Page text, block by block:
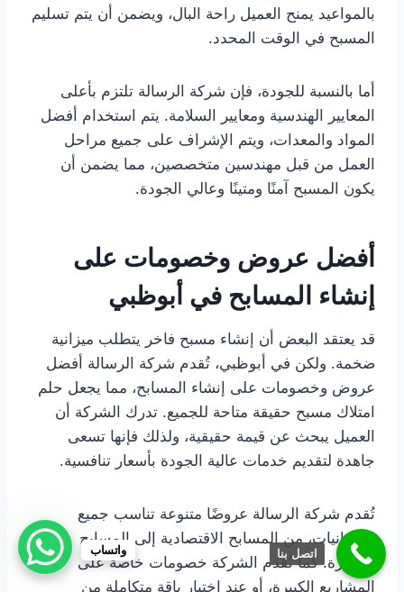
بالمواعيد يمنح العميل راحة البال، ويضمن أن يتم تسليم
المسبح في الوقت المحدد.
أما بالنسبة للجودة، فإن شركة الرسالة تلتزم بأعلى
المعايير الهندسية ومعايير السلامة. يتم استخدام أفضل
المواد والمعدات، ويتم الإشراف على جميع مراحل
العمل من قبل مهندسين متخصصين، مما يضمن أن
يكون المسبح آمنًا ومتينًا وعالي الجودة.
أفضل عروض وخصومات على
إنشاء المسابح في أبوظبي
قد يعتقد البعض أن إنشاء مسبح فاخر يتطلب ميزانية
ضخمة. ولكن في أبوظبي، تُقدم شركة الرسالة أفضل
عروض وخصومات على إنشاء المسابح، مما يجعل حلم
امتلاك مسبح حقيقة متاحة للجميع. تدرك الشركة أن
العميل يبحث عن قيمة حقيقية، ولذلك فإنها تسعى
جاهدة لتقديم خدمات عالية الجودة بأسعار تنافسية.
تُقدم شركة الرسالة عروضًا متنوعة تناسب جميع
الميزانيات، من المسابح الاقتصادية إلى المسابح
الفاخرة. كما تُقدم الشركة خصومات خاصة على
المشاريع الكبيرة، أو عند اختيار باقة متكاملة من
واتساب اتصل بنا